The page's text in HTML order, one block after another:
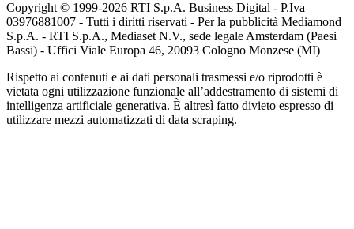
Copyright © 1999-2026 RTI S.p.A. Business Digital - P.Iva
03976881007 - Tutti i diritti riservati - Per la pubblicità Mediamond
S.p.A. - RTI S.p.A., Mediaset N.V., sede legale Amsterdam (Paesi
Bassi) - Uffici Viale Europa 46, 20093 Cologno Monzese (MI)
Rispetto ai contenuti e ai dati personali trasmessi e/o riprodotti è
vietata ogni utilizzazione funzionale all’addestramento di sistemi di
intelligenza artificiale generativa. È altresì fatto divieto espresso di
utilizzare mezzi automatizzati di data scraping.